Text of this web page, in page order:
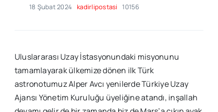
18 Şubat 2024 kadirlipostasi 10156
Uluslararası Uzay İstasyonundaki misyonunu
tamamlayarak ülkemize dönen ilk Türk
astronotumuz Alper Avcı yenilerde Türkiye Uzay
Ajansı Yönetim Kuruluğu üyeliğine atandı, inşallah